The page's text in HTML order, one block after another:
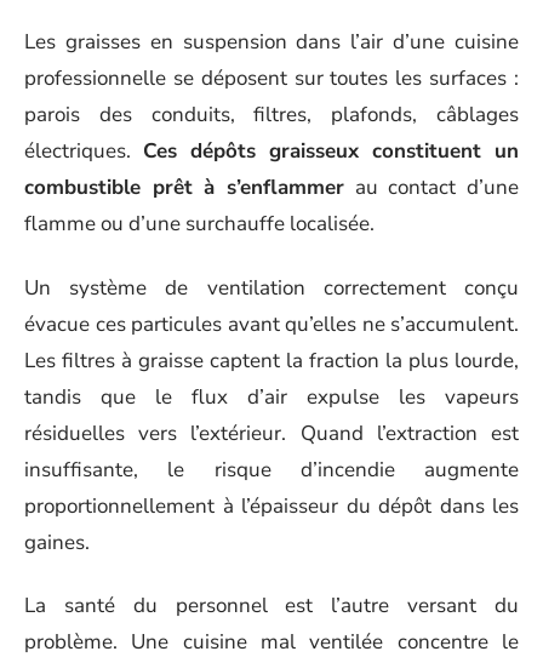
Les graisses en suspension dans l’air d’une cuisine
professionnelle se déposent sur toutes les surfaces :
parois des conduits, filtres, plafonds, câblages
électriques. Ces dépôts graisseux constituent un
combustible prêt à s’enflammer au contact d’une
flamme ou d’une surchauffe localisée.
Un système de ventilation correctement conçu
évacue ces particules avant qu’elles ne s’accumulent.
Les filtres à graisse captent la fraction la plus lourde,
tandis que le flux d’air expulse les vapeurs
résiduelles vers l’extérieur. Quand l’extraction est
insuffisante, le risque d’incendie augmente
proportionnellement à l’épaisseur du dépôt dans les
gaines.
La santé du personnel est l’autre versant du
problème. Une cuisine mal ventilée concentre le